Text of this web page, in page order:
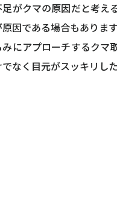
がクマの原因だと考え
因である場合もあります
みにアプローチするクマ
なく目元がスッキリし